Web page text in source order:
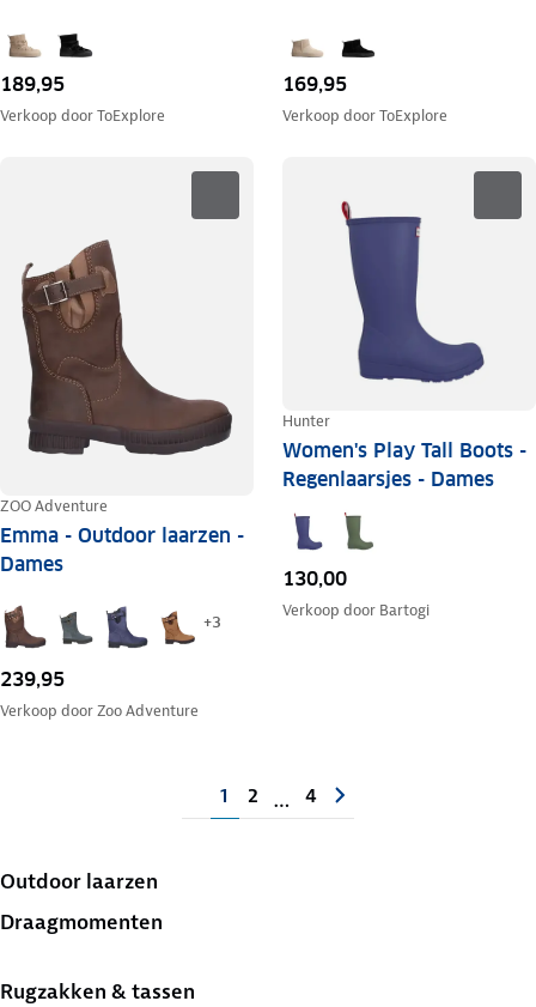
189,95
Verkoop doorToExplore
169,95
Verkoop doorToExplore
ZOO Adventure
Emma - Outdoor laarzen -
Dames
+3
239,95
Verkoop doorZoo Adventure
Hunter
Women's Play Tall Boots -
Regenlaarsjes - Dames
130,00
Verkoop door Bartogi
1 2 … 4
Outdoor laarzen
Draagmomenten
Rugzakken & tassen